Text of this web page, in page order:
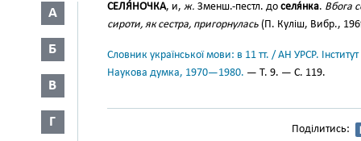
А
Б
В
Г
СЕЛЯ́НОЧКА, и, ж. Зменш.-пестл. до селя́нка. Вбога
сироти, як сестра, пригорнулась (П. Куліш, Вибр.,
Словник української мови: в 11 тт. / АН УРСР.
Наукова думка, 1970—1980. — Т. 9. — С. 119.
Поділитись: